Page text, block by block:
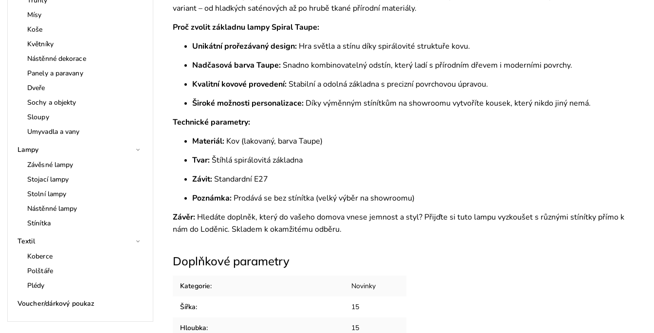
Mísy
Koše
Květníky
Nástěnné dekorace
Panely a paravany
Dveře
Sochy a objekty
Sloupy
Umyvadla a vany
Lampy
Závěsné lampy
Stojací lampy
Stolní lampy
Nástěnné lampy
Stínítka
Textil
Koberce
Polštáře
Plédy
Voucher/dárkový poukaz
variant – od hladkých saténových až po hrubě tkané přírodní materiály.
Proč zvolit základnu lampy Spiral Taupe:
Unikátní prořezávaný design: Hra světla a stínu díky spirálovité struktuře kovu.
Nadčasová barva Taupe:Snadno kombinovatelný odstín, který ladí s přírodním dřevem i moderními povrchy.
Kvalitní kovové provedení:Stabilní a odolná základna s precizní povrchovou úpravou.
Široké možnosti personalizace: Díky výměnným stínítkům na showroomu vytvoříte kousek, který nikdo jiný nemá.
Technické parametry:
Materiál: Kov (lakovaný, barva Taupe)
Tvar:Štíhlá spirálovitá základna
Závit:Standardní E27
Poznámka: Prodává se bez stínítka (velký výběr na showroomu)
Závěr: Hledáte doplněk, který do vašeho domova vnese jemnost a styl? Přijďte si tuto lampu vyzkoušet s různými stínítky přímo k
nám do Loděnic. Skladem k okamžitému odběru.
Doplňkové parametry
Kategorie: Novinky
Šířka: 15
Hloubka: 15